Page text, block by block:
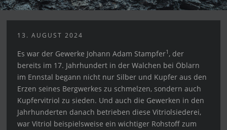
13. AUGUST 2024
Es war der Gewerke Johann Adam Stampfer1 , der
bereits im 17. Jahrhundert in der Walchen bei Öblarn
im Ennstal begann nicht nur Silber und Kupfer aus den
Erzen seines Bergwerkes zu schmelzen, sondern auch
Kupfervitriol zu sieden. Und auch die Gewerken in den
Jahrhunderten danach betrieben diese Vitriolsiederei,
war Vitriol beispielsweise ein wichtiger Rohstoff zum